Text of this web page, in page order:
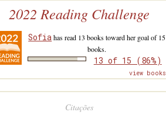
2022 Reading Challenge
Sofiahas read 13 books toward her goal of 15
books.
13 of 15 (86%)
view books
Citações